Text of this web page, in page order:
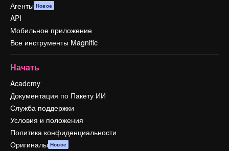
Агенты Новое
API
Мобильное приложение
Все инструменты Magnific
Начать
Academy
Документация по Пакету ИИ
Служба поддержки
Условия и положения
Политика конфиденциальности
Оригиналы Новое